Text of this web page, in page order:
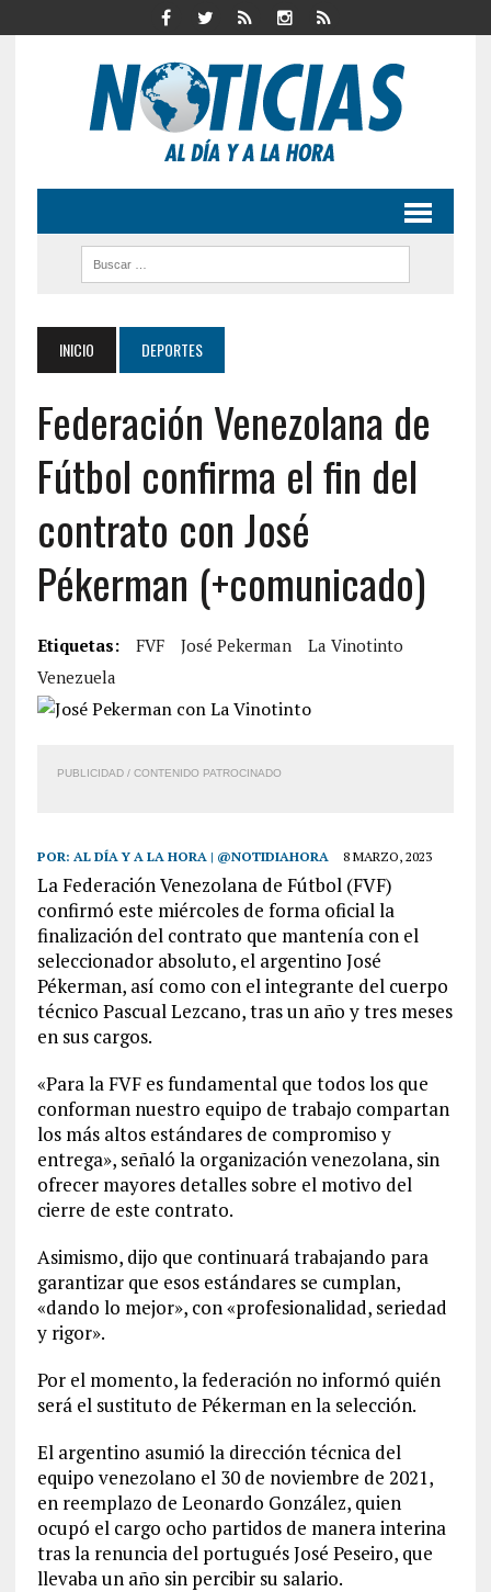
INICIO DEPORTES
Federación Venezolana de
Fútbol confirma el fin del
contrato con José
Pékerman (+comunicado)
Etiquetas: FVF José Pekerman
La Vinotinto
Venezuela
PUBLICIDAD / CONTENIDO PATROCINADO
POR: AL DÍA Y A LA HORA | @NOTIDIAHORA 8 MARZO, 2023
La Federación Venezolana de Fútbol (FVF)
confirmó este miércoles de forma oficial la
finalización del contrato que mantenía con el
seleccionador absoluto, el argentino José
Pékerman, así como con el integrante del cuerpo
técnico Pascual Lezcano, tras un año y tres meses
en sus cargos.
«Para la FVF es fundamental que todos los que
conforman nuestro equipo de trabajo compartan
los más altos estándares de compromiso y
entrega», señaló la organización venezolana, sin
ofrecer mayores detalles sobre el motivo del
cierre de este contrato.
Asimismo, dijo que continuará trabajando para
garantizar que esos estándares se cumplan,
«dando lo mejor», con «profesionalidad, seriedad
y rigor».
Por el momento, la federación no informó quién
será el sustituto de Pékerman en la selección.
El argentino asumió la dirección técnica del
equipo venezolano el 30 de noviembre de 2021,
en reemplazo de Leonardo González, quien
ocupó el cargo ocho partidos de manera interina
tras la renuncia del portugués José Peseiro, que
llevaba un año sin percibir su salario.